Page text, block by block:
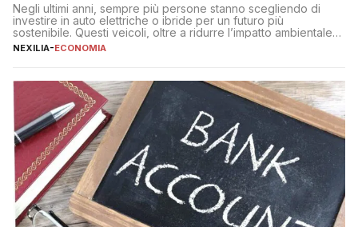
Negli ultimi anni, sempre più persone stanno scegliendo di
investire in auto elettriche o ibride per un futuro più
sostenibile. Questi veicoli, oltre a ridurre l’impatto ambientale,
offrono vantaggi economici a lungo termine, come minori costi
fare se non […]
NEXILIA-ECONOMIA